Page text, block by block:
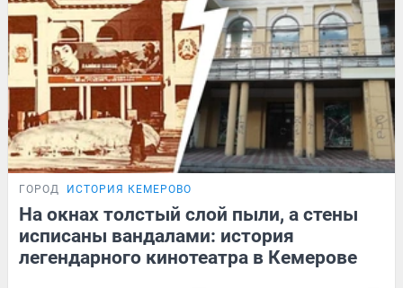
ГОРОД ИСТОРИЯ КЕМЕРОВО
На окнах толстый слой пыли, а стены
исписаны вандалами: история
легендарного кинотеатра в Кемерове